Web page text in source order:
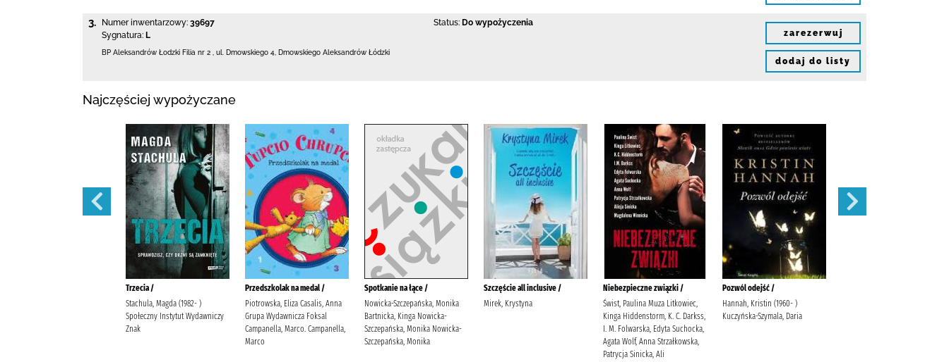
3. Numer inwentarzowy: 39697
Sygnatura: L
Status: Do wypożyczenia
BP Aleksandrów Łodzki Filia nr 2 , ul. Dmowskiego 4, Dmowskiego Aleksandrów Łódzki
zarezerwuj
dodaj do listy
Najczęściej wypożyczane
Trzecia /
Stachula, Magda (1982- )
Społeczny Instytut Wydawniczy
Znak
Przedszkolak na medal /
Piotrowska, Eliza Casalis, Anna
Grupa Wydawnicza Foksal
Campanella, Marco. Campanella,
Marco
Spotkanie na łące /
Nowicka-Szczepańska, Monika
Bartnicka, Kinga Nowicka-
Szczepańska, Monika Nowicka-
Szczepańska, Monika
Szczęście all inclusive /
Mirek, Krystyna
Niebezpieczne związki /
Świst, Paulina Muza Litkowiec,
Kinga Hiddenstorm, K. C. Darkss,
I. M. Folwarska, Edyta Suchocka,
Agata Wolf, Anna Strzałkowska,
Patrycja Sinicka, Ali
Pozwól odejść /
Hannah, Kristin (1960- )
Kuczyńska-Szymala, Daria